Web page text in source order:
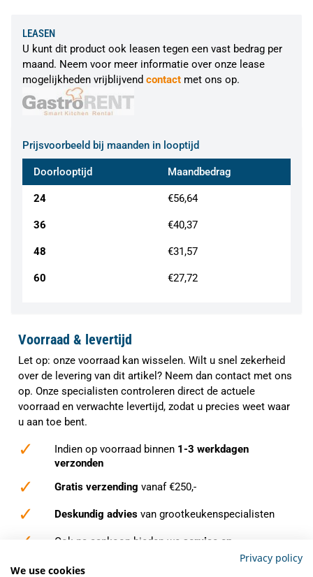
LEASEN
U kunt dit product ook leasen tegen een vast bedrag per
maand. Neem voor meer informatie over onze lease
mogelijkheden vrijblijvend contact met ons op.
Prijsvoorbeeld bij maanden in looptijd
Doorlooptijd
24
36
48
60
Maandbedrag
€56,64
€40,37
€31,57
€27,72
Voorraad & levertijd
Let op: onze voorraad kan wisselen. Wilt u snel zekerheid
over de levering van dit artikel? Neem dan contact met ons
op. Onze specialisten controleren direct de actuele
voorraad en verwachte levertijd, zodat u precies weet waar
u aan toe bent.
✓ Indien op voorraad binnen 1-3 werkdagen
verzonden
✓ Gratis verzending vanaf €250,-
✓ Deskundig advies van grootkeukenspecialisten
✓ Ook na aankoop bieden we service en
Privacy policy
We use cookies